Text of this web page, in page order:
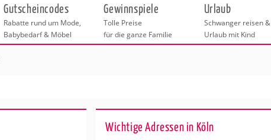
Gutscheincodes
Rabatte rund um Mode,
Babybedarf & Möbel
Gewinnspiele
Tolle Preise
für die ganze Familie
Urlaub
Schwanger reisen &
Urlaub mit Kind
Wichtige Adressen in Köln